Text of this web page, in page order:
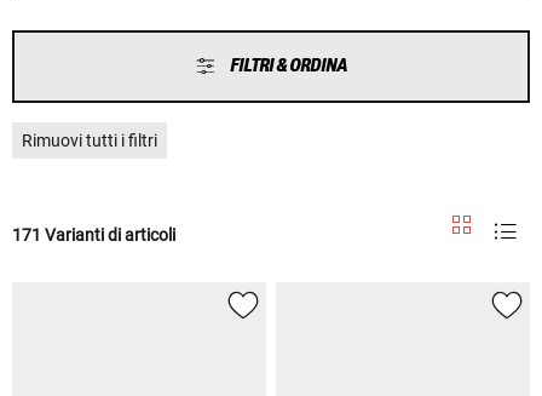
FILTRI & ORDINA
Rimuovi tutti i filtri
171 Varianti di articoli